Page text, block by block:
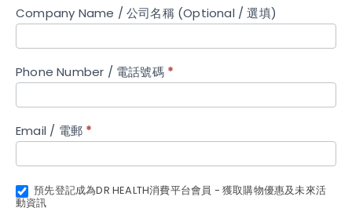
字
氏
Company Name / 公司名稱 (Optional / 選填)
Phone Number / 電話號碼 *
Email / 電郵 *
預先登記成為DR HEALTH消費平台會員 - 獲取購物優惠及未來活
動資訊
field
blank.